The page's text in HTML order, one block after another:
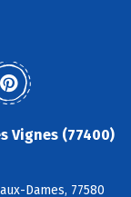
Vignes (77400)
Dames, 77580